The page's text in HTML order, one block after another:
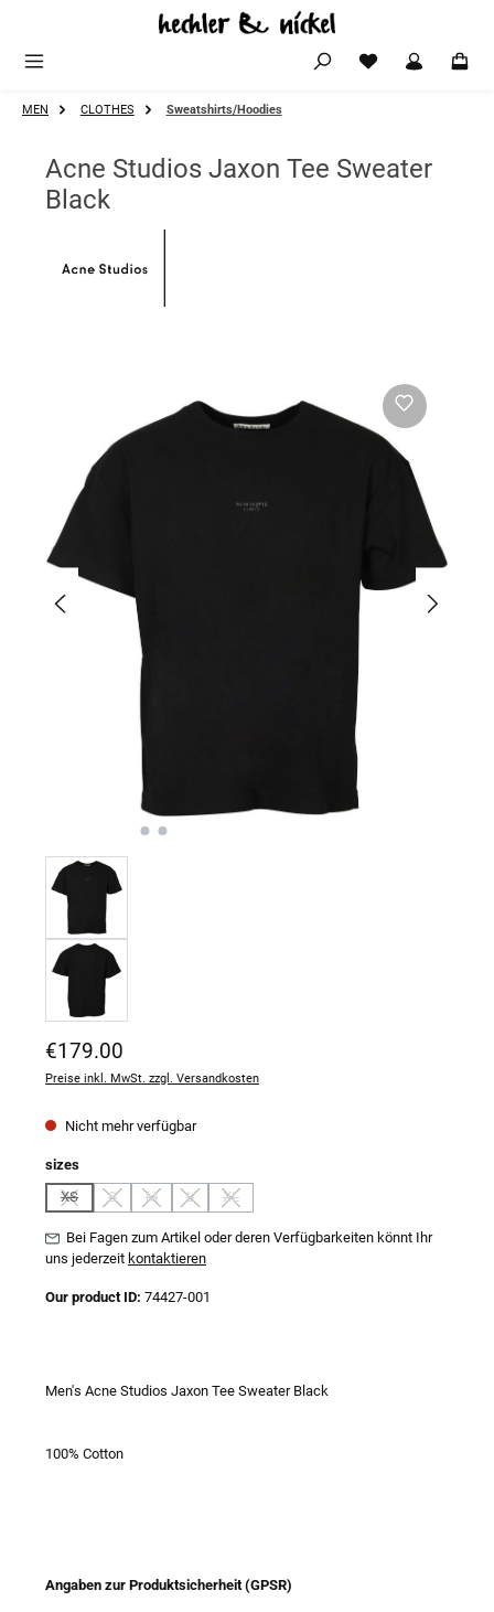
Zum Hauptinhalt springen
MEN CLOTHES Sweatshirts/Hoodies
Acne Studios Jaxon Tee Sweater
Black
Regulärer Preis:
€179.00
Preise inkl. MwSt. zzgl. Versandkosten
Nicht mehr verfügbar
sizesauswählen
XS
(Diese Option ist zurzeit nicht verfügbar.)
S
(Diese Option ist zurzeit nicht verfügbar.)
M
(Diese Option ist zurzeit nicht verfügbar.)
L
(Diese Option ist zurzeit nicht verfügbar.)
XL
(Diese Option ist zurzeit nicht verfügbar.)
Bei Fagen zum Artikel oder deren Verfügbarkeiten könnt Ihr
uns jederzeit kontaktieren
Our product ID: 74427-001
Men's Acne Studios Jaxon Tee Sweater Black
100% Cotton
Angaben zur Produktsicherheit (GPSR)